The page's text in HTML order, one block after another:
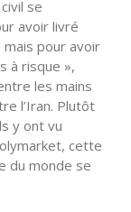
se
avoir livré
pour avoir
à risque »,
les mains
l’Iran. Plutôt
y ont vu
cette
du monde se